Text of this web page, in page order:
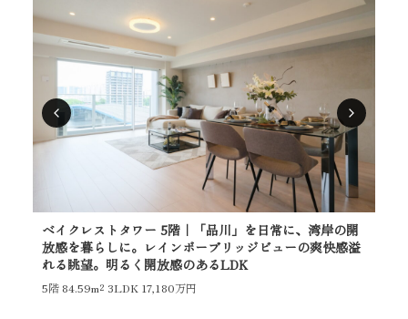
ベイクレストタワー 5階｜「品川」を日常に、湾岸の開
放感を暮らしに。レインボーブリッジビューの爽快感溢
れる眺望。明るく開放感のあるLDK
5階 84.59m² 3LDK 17,180万円